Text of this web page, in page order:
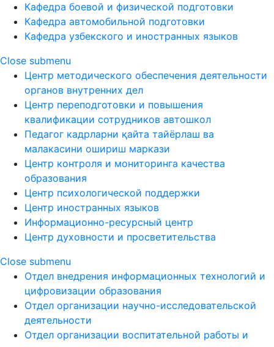
Кафедра боевой и физической подготовки
Кафедра автомобильной подготовки
Кафедра узбекского и иностранных языков
Close submenu
Центр методического обеспечения деятельности
органов внутренних дел
Центр переподготовки и повышения
квалификации сотрудников автошкол
Педагог кадрларни қайта тайёрлаш ва
малакасини ошириш маркази
Центр контроля и мониторинга качества
образования
Центр психологической поддержки
Центр иностранных языков
Информационно-ресурсный центр
Центр духовности и просветительства
Close submenu
Отдел внедрения информационных технологий и
цифровизации образования
Отдел организации научно-исследовательской
деятельности
Отдел организации воспитательной работы и